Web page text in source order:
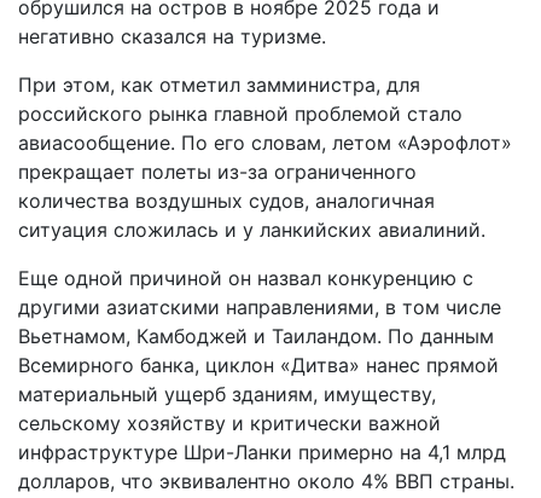
обрушился на остров в ноябре 2025 года и
негативно сказался на туризме.
При этом, как отметил замминистра, для
российского рынка главной проблемой стало
авиасообщение. По его словам, летом «Аэрофлот»
прекращает полеты из-за ограниченного
количества воздушных судов, аналогичная
ситуация сложилась и у ланкийских авиалиний.
Еще одной причиной он назвал конкуренцию с
другими азиатскими направлениями, в том числе
Вьетнамом, Камбоджей и Таиландом. По данным
Всемирного банка, циклон «Дитва» нанес прямой
материальный ущерб зданиям, имуществу,
сельскому хозяйству и критически важной
инфраструктуре Шри-Ланки примерно на 4,1 млрд
долларов, что эквивалентно около 4% ВВП страны.